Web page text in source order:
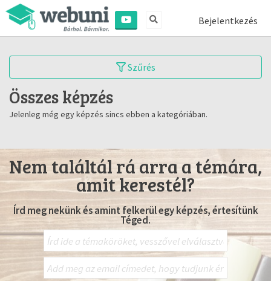
Bejelentkezés
Szűrés
Összes képzés
Jelenleg még egy képzés sincs ebben a kategóriában.
Nem találtál rá arra a témára,
amit kerestél?
Írd meg nekünk és amint felkerül egy képzés, értesítünk
Téged.